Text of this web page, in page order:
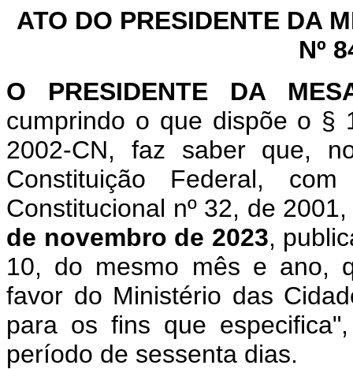
ATO DO PRESIDENTE DA
Nº
O PRESIDENTE DA
cumprindo o que dispõe o §
2002-CN, faz saber que,
Constituição Federal,
Constitucional nº 32, de
de novembro de 2023,
10, do mesmo mês e ano,
favor do Ministério das
para os fins que
período de sessenta dias.